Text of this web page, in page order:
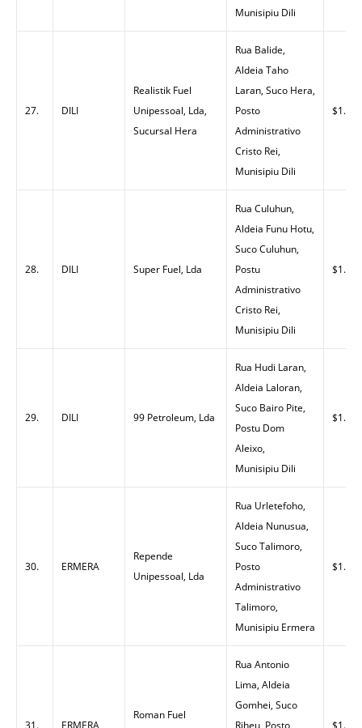
Munisipiu Dili
27. DILI
Realistik Fuel
Unipessoal, Lda,
Sucursal Hera
Rua Balide,
Aldeia Taho
Laran, Suco Hera,
Posto
Administrativo
Cristo Rei,
Munisipiu Dili
$1.35
28. DILI Super Fuel, Lda
Rua Culuhun,
Aldeia Funu Hotu,
Suco Culuhun,
Postu
Administrativo
Cristo Rei,
Munisipiu Dili
$1.42
29. DILI 99 Petroleum, Lda
Rua Hudi Laran,
Aldeia Laloran,
Suco Bairo Pite,
Postu Dom
Aleixo,
Munisipiu Dili
$1.38
30. ERMERA
Repende
Unipessoal, Lda
Rua Urletefoho,
Aldeia Nunusua,
Suco Talimoro,
Posto
Administrativo
Talimoro,
Munisipiu Ermera
$1.34
31. ERMERA
Roman Fuel
Rua Antonio
Lima, Aldeia
Gomhei, Suco
Riheu, Posto
$1.48